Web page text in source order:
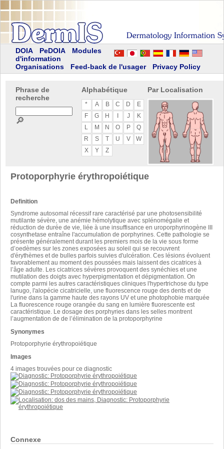
DOIA PeDOIA
Modules
d'information
Organisations
Feed-back de l'usager Privacy Policy
Phrase de
recherche
🔎
Alphabétique
* A B C D
E
F
G H J
K
L
M N O P
Q
R
S T U V
W
X
Y Z
Par Localisation
Connexe
Protoporphyrie érythropoiétique
Definition
Syndrome autosomal récessif rare caractérisé par une photosensibilité
mutilante sévère, une anémie hémolytique avec splénomégalie et
réduction de durée de vie, liée à une insuffisance en uroporphyrinogène III
cosynthetase entraîne l'accumulation de porphyrines. Cette pathologie se
présente généralement durant les premiers mois de la vie sous forme
d’oedèmes sur les zones exposées au soleil qui se recouvrent
d'érythèmes et de bulles parfois suivies d'ulcération. Ces lésions évoluent
favorablement au moment des poussées mais laissent des cicatrices à
l’âge adulte. Les cicatrices sévères provoquent des synéchies et une
mutilation des doigts avec hyperpigmentation et dépigmentation. On
compte parmi les autres caractéristiques cliniques l'hypertrichose du type
lanugo, l'alopécie cicatricielle, une fluorescence rouge des dents et de
l'urine dans la gamme haute des rayons UV et une photophobie marquée
La fluorescence rouge orangée du sang en lumière fluorescente est
caractéristique. Le dosage des porphyries dans les selles montrent
l’augmentation de de l’élimination de la protoporphyrine
Synonymes
Protoporphyrie érythropoiétique
Images
4 images trouvées pour ce diagnostic